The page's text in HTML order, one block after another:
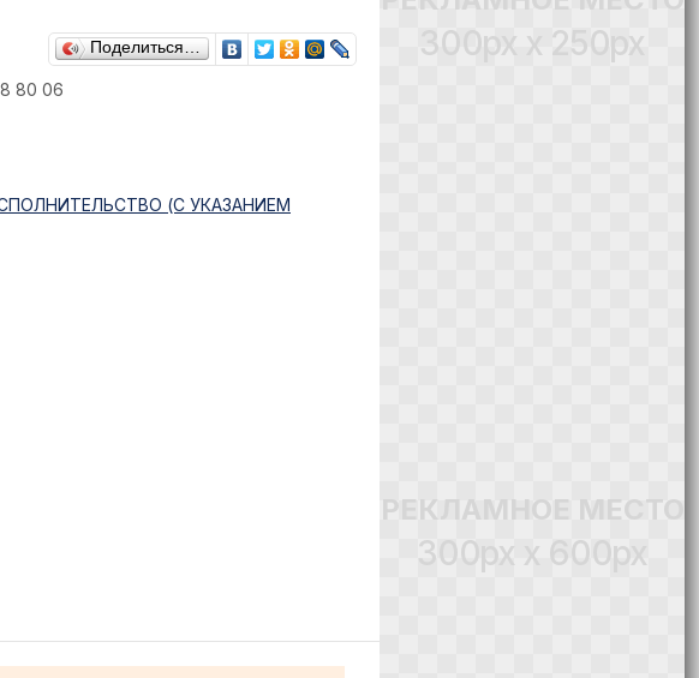
Поделиться…
80 06
(С УКАЗАНИЕМ
300px x 250px
РЕКЛАМНОЕ МЕСТО
300px x 600px